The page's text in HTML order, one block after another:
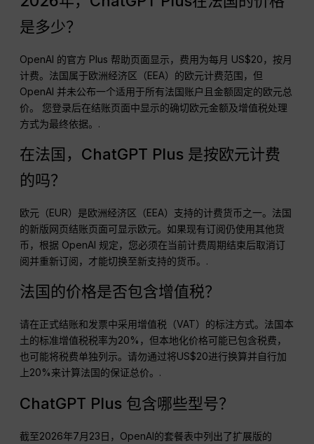
是多少？
OpenAI 的官方 Plus 帮助页面显示，费用为每月 US$20，按月
计费。法国属于欧洲经济区（EEA）的欧元计费范围，但
OpenAI 并未公布一个适用于所有法国账户且金额固定的欧元总
价。 您登录后在结账页面中显示的确切欧元金额及增值税处理
方式为最终依据。.
在法国，ChatGPT Plus 是按欧元计费
的吗？
欧元（EUR）是欧洲经济区（EEA）支持的计费货币之一。法国
的新版网页结账页面可显示欧元。如果现有订阅仍使用其他货
币，根据 OpenAI 规定，您必须在当前计费周期结束后取消订
阅并重新订阅，才能切换至新支持的货币。.
法国的价格是否包含增值税？
请在正式结账和发票中采用增值税（VAT）的标注方式。法国本
土的标准增值税税率为20%，但本地化价格可能已包含税费，
也可能将税费单独列示。请勿通过将US$20进行换算并自行加
上20%来计算法国的保证总价。.
ChatGPT Plus 包含哪些型号？
截至2026年7月23日，OpenAI的套餐表中列出了扩展版的